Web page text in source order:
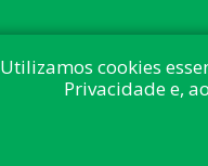
Utilizamos cookies
Privacidade e,